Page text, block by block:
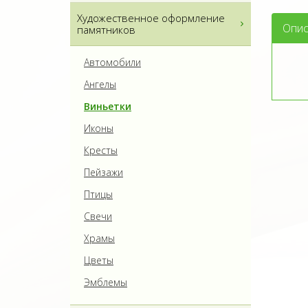
Художественное оформление
памятников
Автомобили
Ангелы
Виньетки
Иконы
Кресты
Пейзажи
Птицы
Свечи
Храмы
Цветы
Эмблемы